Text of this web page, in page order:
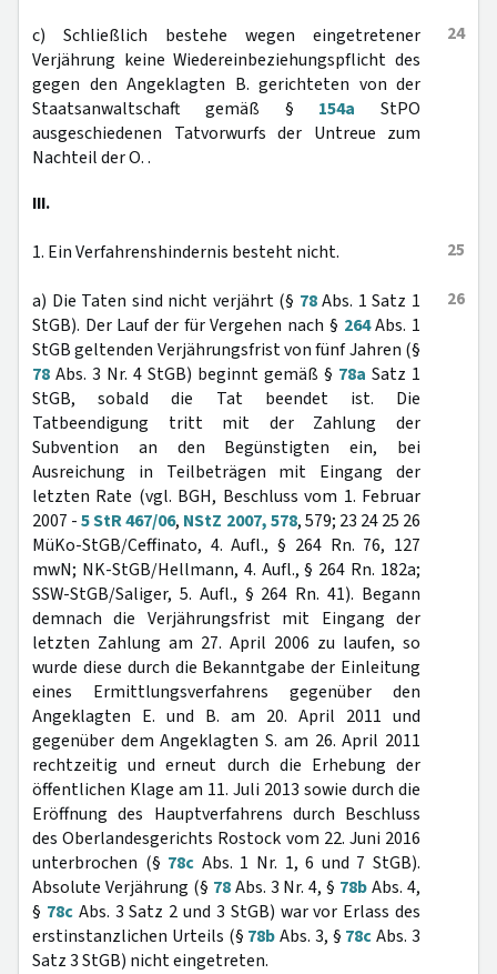
24
c) Schließlich bestehe wegen eingetretener
Verjährung keine Wiedereinbeziehungspflicht des
gegen den Angeklagten B. gerichteten von der
Staatsanwaltschaft gemäß § 154a StPO
ausgeschiedenen Tatvorwurfs der Untreue zum
Nachteil der O. .
III.
25
1. Ein Verfahrenshindernis besteht nicht.
26
a) Die Taten sind nicht verjährt (§ 78Abs. 1 Satz 1
StGB). Der Lauf der für Vergehen nach § 264Abs. 1
StGB geltenden Verjährungsfrist von fünf Jahren (§
78 Abs. 3 Nr. 4 StGB) beginnt gemäß § 78a Satz 1
StGB, sobald die Tat beendet ist. Die
Tatbeendigung tritt mit der Zahlung der
Subvention an den Begünstigten ein, bei
Ausreichung in Teilbeträgen mit Eingang der
letzten Rate (vgl. BGH, Beschluss vom 1. Februar
2007 -5 StR 467/06, NStZ 2007, 578, 579; 23 24 25 26
MüKo-StGB/Ceffinato, 4. Aufl., § 264 Rn. 76, 127
mwN; NK-StGB/Hellmann, 4. Aufl., § 264 Rn. 182a;
SSW-StGB/Saliger, 5. Aufl., § 264 Rn. 41). Begann
demnach die Verjährungsfrist mit Eingang der
letzten Zahlung am 27. April 2006 zu laufen, so
wurde diese durch die Bekanntgabe der Einleitung
eines Ermittlungsverfahrens gegenüber den
Angeklagten E. und B. am 20. April 2011 und
gegenüber dem Angeklagten S. am 26. April 2011
rechtzeitig und erneut durch die Erhebung der
öffentlichen Klage am 11. Juli 2013 sowie durch die
Eröffnung des Hauptverfahrens durch Beschluss
des Oberlandesgerichts Rostock vom 22. Juni 2016
unterbrochen (§ 78c Abs. 1 Nr. 1, 6 und 7 StGB).
Absolute Verjährung (§ 78Abs. 3 Nr. 4, § 78bAbs. 4,
§ 78cAbs. 3 Satz 2 und 3 StGB) war vor Erlass des
erstinstanzlichen Urteils (§ 78bAbs. 3, § 78cAbs. 3
Satz 3 StGB) nicht eingetreten.